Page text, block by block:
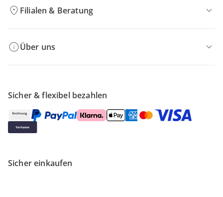
Filialen & Beratung
Über uns
Sicher & flexibel bezahlen
Sicher einkaufen